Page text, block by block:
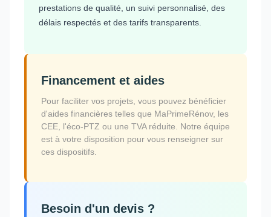
prestations de qualité, un suivi personnalisé, des
délais respectés et des tarifs transparents.
Financement et aides
Pour faciliter vos projets, vous pouvez bénéficier
d'aides financières telles que MaPrimeRénov, les
CEE, l'éco-PTZ ou une TVA réduite. Notre équipe
est à votre disposition pour vous renseigner sur
ces dispositifs.
Besoin d'un devis ?